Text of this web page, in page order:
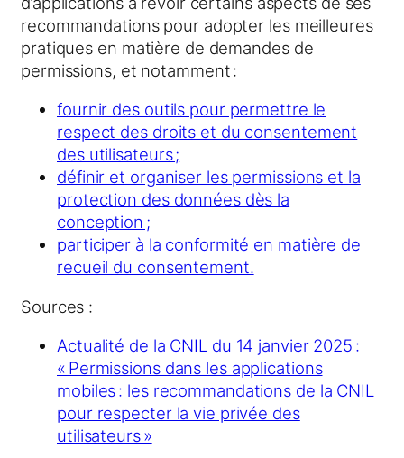
recommandations pour adopter les meilleures
pratiques en matière de demandes de
permissions, et notamment :
fournir des outils pour permettre le
respect des droits et du consentement
des utilisateurs ;
définir et organiser les permissions et la
protection des données dès la
conception ;
participer à la conformité en matière de
recueil du consentement.
Sources :
Actualité de la CNIL du 14 janvier 2025 :
« Permissions dans les applications
mobiles : les recommandations de la CNIL
pour respecter la vie privée des
utilisateurs »